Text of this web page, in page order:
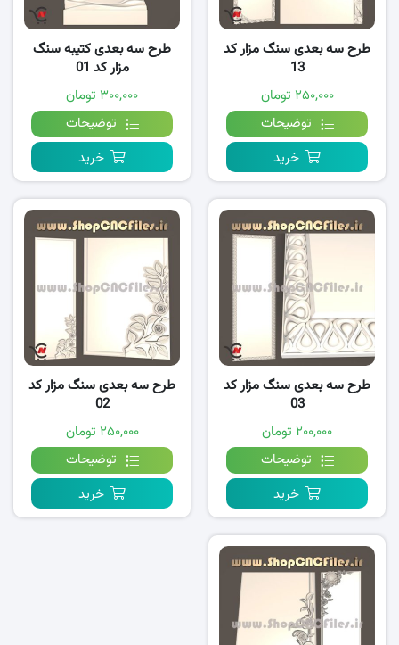
طرح سه بعدی سنگ مزار کد
13
۲۵۰,۰۰۰ تومان
توضیحات
خرید
طرح سه بعدی کتیبه سنگ
مزار کد 01
۳۰۰,۰۰۰ تومان
توضیحات
خرید
طرح سه بعدی سنگ مزار کد
03
۲۰۰,۰۰۰ تومان
توضیحات
خرید
طرح سه بعدی سنگ مزار کد
02
۲۵۰,۰۰۰ تومان
توضیحات
خرید